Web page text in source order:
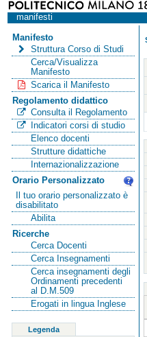
manifesti
Manifesto
Struttura Corso di Studi
Cerca/Visualizza
Manifesto
Scarica il Manifesto
Regolamento didattico
Consulta il Regolamento
Indicatori corsi di studio
Elenco docenti
Strutture didattiche
Internazionalizzazione
Orario Personalizzato
Il tuo orario personalizzato è
disabilitato
Abilita
Ricerche
Cerca Docenti
Cerca Insegnamenti
Cerca insegnamenti degli
Ordinamenti precedenti
al D.M.509
Erogati in lingua Inglese
Legenda